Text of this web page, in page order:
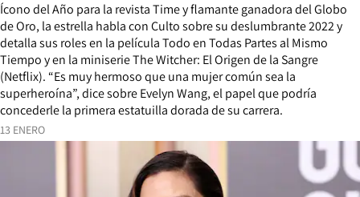
13 ENERO
Ícono del Año para la revista Time y flamante ganadora del Globo
de Oro, la estrella habla con Culto sobre su deslumbrante 2022 y
detalla sus roles en la película Todo en Todas Partes al Mismo
Tiempo y en la miniserie The Witcher: El Origen de la Sangre
(Netflix). “Es muy hermoso que una mujer común sea la
superheroína”, dice sobre Evelyn Wang, el papel que podría
concederle la primera estatuilla dorada de su carrera.